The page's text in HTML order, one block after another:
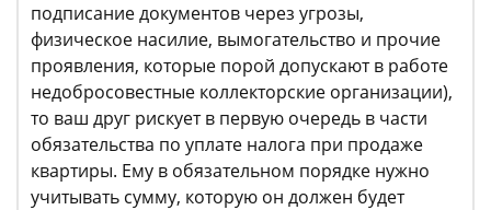
подписание документов через угрозы,
физическое насилие, вымогательство и прочие
проявления, которые порой допускают в работе
недобросовестные коллекторские организации),
то ваш друг рискует в первую очередь в части
обязательства по уплате налога при продаже
квартиры. Ему в обязательном порядке нужно
учитывать сумму, которую он должен будет